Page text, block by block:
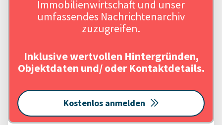
Immobilienwirtschaft und unser
umfassendes Nachrichtenarchiv
zuzugreifen.
Inklusive wertvollen Hintergründen,
Objektdaten und/ oder Kontaktdetails.
Kostenlos anmelden